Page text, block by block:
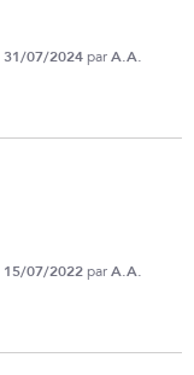
31/07/2024 parA.A.
15/07/2022 parA.A.